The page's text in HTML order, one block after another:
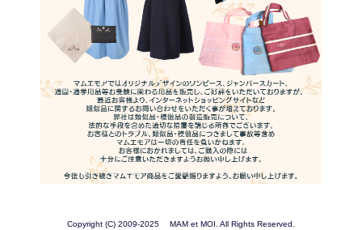
Copyright (C) 2009-2025 MAM et MOI. All Rights Reserved.